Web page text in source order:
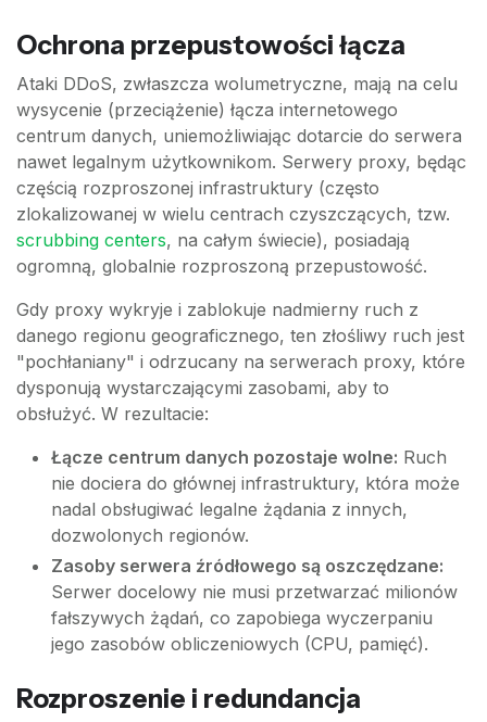
Ochrona przepustowości łącza
Ataki DDoS, zwłaszcza wolumetryczne, mają na celu
wysycenie (przeciążenie) łącza internetowego
centrum danych, uniemożliwiając dotarcie do serwera
nawet legalnym użytkownikom. Serwery proxy, będąc
częścią rozproszonej infrastruktury (często
zlokalizowanej w wielu centrach czyszczących, tzw.
scrubbing centers, na całym świecie), posiadają
ogromną, globalnie rozproszoną przepustowość.
Gdy proxy wykryje i zablokuje nadmierny ruch z
danego regionu geograficznego, ten złośliwy ruch jest
"pochłaniany" i odrzucany na serwerach proxy, które
dysponują wystarczającymi zasobami, aby to
obsłużyć. W rezultacie:
Łącze centrum danych pozostaje wolne: Ruch
nie dociera do głównej infrastruktury, która może
nadal obsługiwać legalne żądania z innych,
dozwolonych regionów.
Zasoby serwera źródłowego są oszczędzane:
Serwer docelowy nie musi przetwarzać milionów
fałszywych żądań, co zapobiega wyczerpaniu
jego zasobów obliczeniowych (CPU, pamięć).
Rozproszenie i redundancja